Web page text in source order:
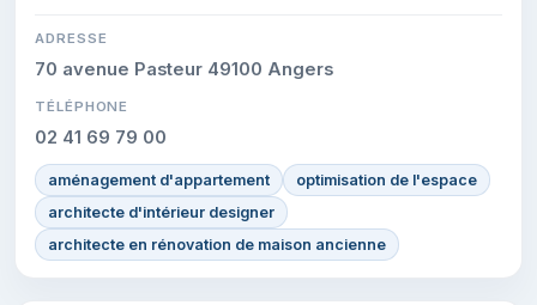
ADRESSE
70 avenue Pasteur 49100 Angers
TÉLÉPHONE
02 41 69 79 00
aménagement d'appartement
optimisation de l'espace
architecte d'intérieur designer
architecte en rénovation de maison ancienne